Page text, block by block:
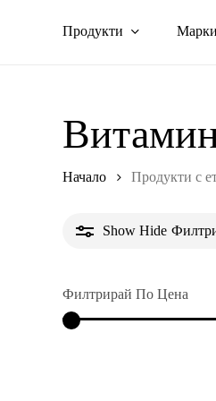
Продукти Марки
Начало Продукти с
Show Hide
Филтрирай По Цена